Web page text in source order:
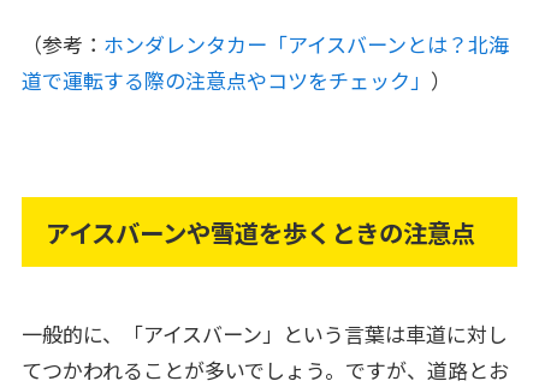
（参考： ホンダレンタカー「アイスバーンとは？北海
道で運転する際の注意点やコツをチェック」 ）
アイスバーンや雪道を歩くときの注意点
一般的に、「アイスバーン」という言葉は車道に対し
てつかわれることが多いでしょう。ですが、道路とお